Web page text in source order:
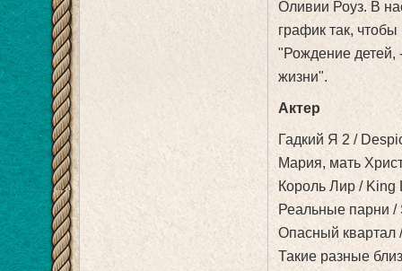
Оливии Роуз. В
график так,
"Рождение детей,
жизни".
Актер
Гадкий Я 2 /
Мария, мать
Король Лир / King
Реальные парни /
Опасный квартал
Такие разные